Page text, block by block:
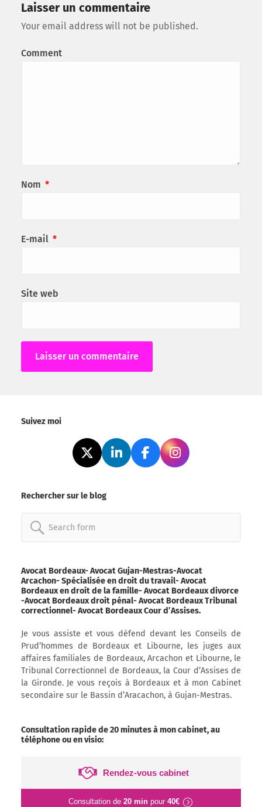
Laisser un commentaire
Your email address will not be published.
Comment
Nom *
E-mail *
Site web
Suivez moi
Rechercher sur le blog
Search
Avocat Bordeaux- Avocat Gujan-Mestras-Avocat
Arcachon- Spécialisée en droit du travail- Avocat
Bordeaux en droit de la famille- Avocat Bordeaux divorce
-Avocat Bordeaux droit pénal- Avocat Bordeaux Tribunal
correctionnel- Avocat Bordeaux Cour d’Assises.
Je vous assiste et vous défend devant les Conseils de
Prud’hommes de Bordeaux et Libourne, les juges aux
affaires familiales de Bordeaux, Arcachon et Libourne, le
Tribunal Correctionnel de Bordeaux, la Cour d’Assises de
la Gironde. Je vous reçois à Bordeaux et à mon Cabinet
secondaire sur le Bassin d’Aracachon, à Gujan-Mestras.
Consultation rapide de 20 minutes à mon cabinet, au
téléphone ou en visio:
Rendez-vous cabinet
Consultation de 20 min pour 40€